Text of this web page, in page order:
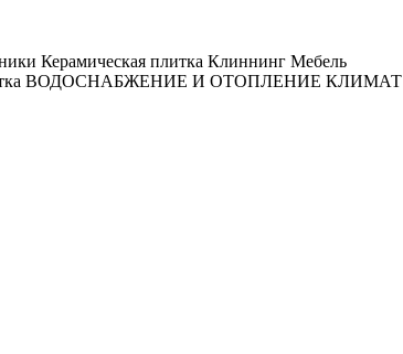
Керамическая плитка Клиннинг Мебель
ВОДОСНАБЖЕНИЕ И ОТОПЛЕНИЕ КЛИМАТ